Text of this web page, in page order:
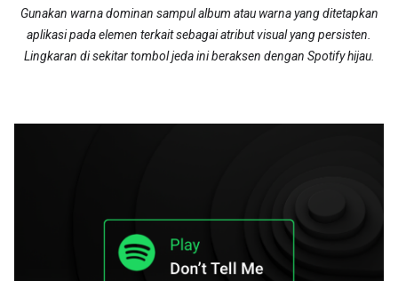
Gunakan warna dominan sampul album atau warna yang ditetapkan
aplikasi pada elemen terkait sebagai atribut visual yang persisten.
Lingkaran di sekitar tombol jeda ini beraksen dengan Spotify hijau.